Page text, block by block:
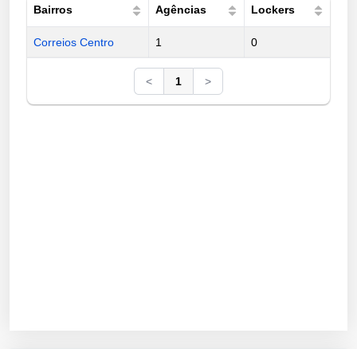
Bairros Agências Lockers
Correios Centro 1 0
< 1 >